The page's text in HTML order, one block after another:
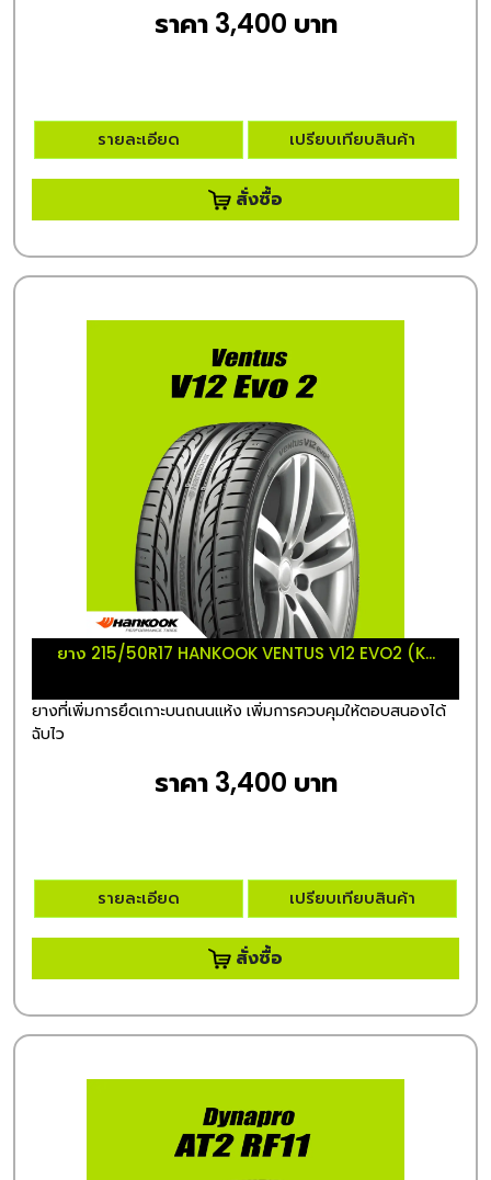
ราคา 3,400 บาท
รายละเอียด เปรียบเทียบสินค้า
สั่งซื้อ
ยาง 215/50R17 HANKOOK VENTUS V12 EVO2 (K...
ยางที่เพิ่มการยึดเกาะบนถนนแห้ง เพิ่มการควบคุมให้ตอบสนองได้
ฉับไว
ราคา 3,400 บาท
รายละเอียด เปรียบเทียบสินค้า
สั่งซื้อ